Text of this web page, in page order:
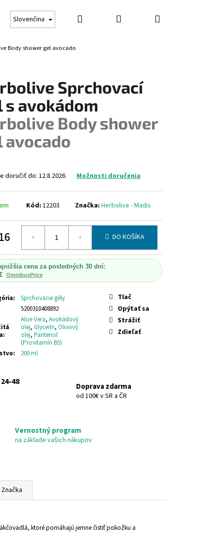
Darčekové poukážky Opaľovanie
Slovenčina Hľadať PrihlásenieNákupný
Body shower gel avocado
Sprchovací
s avokádom
Body shower
avocado
doručiť do: 12.8.2026 Možnosti doručenia
Kód: 12203 Značka:Herbolive - Madis
DO KOŠÍKA
cena za posledných 30 dní:
OmnibusPrice
:
Sprchovacie gély
5200310408892
:
Aloe Vera, Avokádový
olej, Glycerín, Olivový
olej, Pantenol
(Provitamín B5)
: 200 ml
Tlač
Opýtať sa
Strážiť
Zdieľať
48
Doprava zdarma
od 100€ v SR a ČR
Vernostný program
na základe vašich nákupov
Značka
ktoré pomáhajú jemne čistiť pokožku a
Nasledujúce
S ALOE VERA (SUCHÉ
VLASY)HERBOLIVE
& DAMAGED HAIR WITH